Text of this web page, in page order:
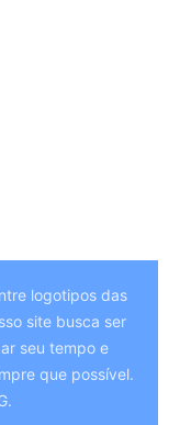
logotipos das
site busca ser
seu tempo e
que possível.
Hindi
German